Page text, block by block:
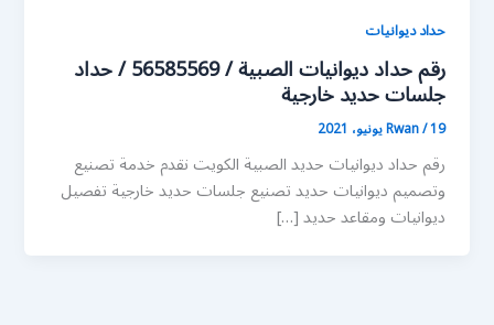
حداد ديوانيات
رقم حداد ديوانيات الصبية / 56585569 / حداد
جلسات حديد خارجية
Rwan/19 يونيو، 2021
رقم حداد ديوانيات حديد الصبية الكويت نقدم خدمة تصنيع
وتصميم ديوانيات حديد تصنيع جلسات حديد خارجية تفصيل
ديوانيات ومقاعد حديد […]